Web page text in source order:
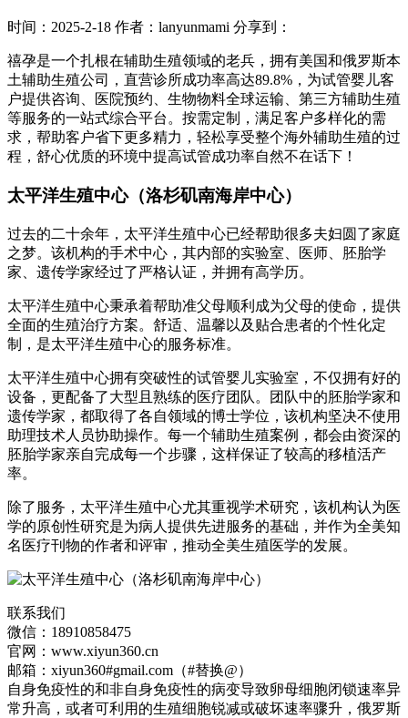
时间：2025-2-18 作者：lanyunmami 分享到：
禧孕是一个扎根在辅助生殖领域的老兵，拥有美国和俄罗斯本
土辅助生殖公司，直营诊所成功率高达89.8%，为试管婴儿客
户提供咨询、医院预约、生物物料全球运输、第三方辅助生殖
等服务的一站式综合平台。按需定制，满足客户多样化的需
求，帮助客户省下更多精力，轻松享受整个海外辅助生殖的过
程，舒心优质的环境中提高试管成功率自然不在话下！
太平洋生殖中心（洛杉矶南海岸中心）
过去的二十余年，太平洋生殖中心已经帮助很多夫妇圆了家庭
之梦。该机构的手术中心，其内部的实验室、医师、胚胎学
家、遗传学家经过了严格认证，并拥有高学历。
太平洋生殖中心秉承着帮助准父母顺利成为父母的使命，提供
全面的生殖治疗方案。舒适、温馨以及贴合患者的个性化定
制，是太平洋生殖中心的服务标准。
太平洋生殖中心拥有突破性的试管婴儿实验室，不仅拥有好的
设备，更配备了大型且熟练的医疗团队。团队中的胚胎学家和
遗传学家，都取得了各自领域的博士学位，该机构坚决不使用
助理技术人员协助操作。每一个辅助生殖案例，都会由资深的
胚胎学家亲自完成每一个步骤，这样保证了较高的移植活产
率。
除了服务，太平洋生殖中心尤其重视学术研究，该机构认为医
学的原创性研究是为病人提供先进服务的基础，并作为全美知
名医疗刊物的作者和评审，推动全美生殖医学的发展。
联系我们
微信：18910858475
官网：www.xiyun360.cn
邮箱：xiyun360#gmail.com（#替换@）
自身免疫性的和非自身免疫性的病变导致卵母细胞闭锁速率异
常升高，或者可利用的生殖细胞锐减或破坏速率骤升，俄罗斯